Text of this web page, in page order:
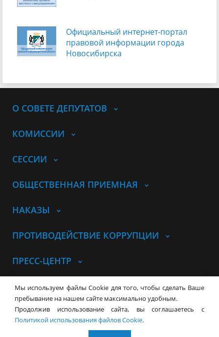
Официальный интернет-портал
правовой информации города
Новосибирска
О СОВЕТЕ ДЕПУТАТОВ
КОМИССИИ
СЕССИИ
ОБЩЕСТВЕННАЯ ПРИЕМНАЯ
НАКАЗЫ
ПРОТИВОДЕЙСТВИЕ КОРРУПЦИИ
ПРЕСС-ЦЕНТР
© Совет депутатов города
НовосибирскаКонтакты Карта сайта
630099, г. Новосибирск, Красный
проспект, 34
Мы используем файлы Cookie для того, чтобы сделать Ваше
пребывание на нашем сайте максимально удобным.
Продолжив использование сайта, вы соглашаетесь с
Политикой использования файлов Cookie.